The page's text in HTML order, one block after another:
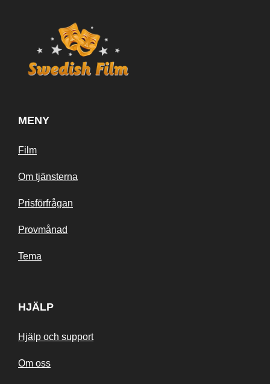
MENY
Film
Om tjänsterna
Prisförfrågan
Provmånad
Tema
HJÄLP
Hjälp och support
Om oss